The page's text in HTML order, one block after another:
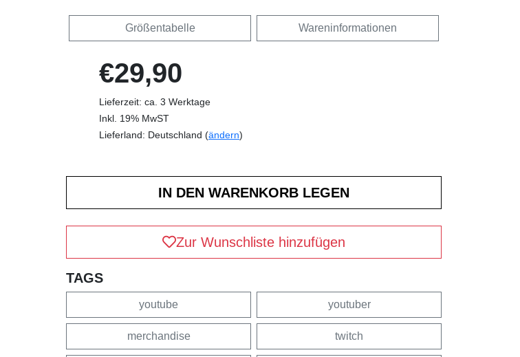
Größentabelle Wareninformationen
€29,90
Lieferzeit: ca. 3 Werktage
Inkl. 19% MwST
Lieferland: Deutschland (ändern)
Zur Wunschliste hinzufügen
TAGS
youtube youtuber
merchandise twitch